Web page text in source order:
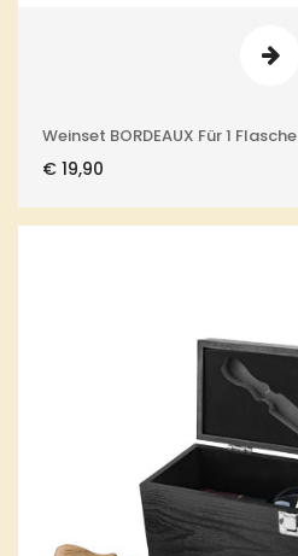
Weinset BORDEAUX Für 1 Flasche
€ 19,90